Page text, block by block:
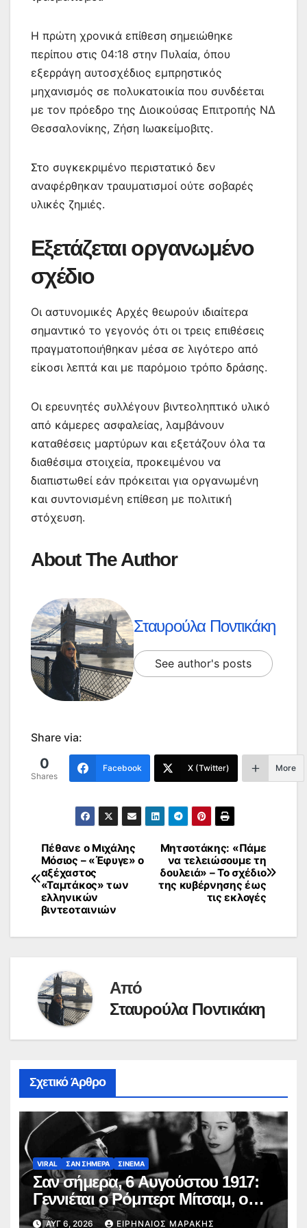
Η πρώτη χρονικά επίθεση σημειώθηκε
περίπου στις 04:18 στην Πυλαία, όπου
εξερράγη αυτοσχέδιος εμπρηστικός
μηχανισμός σε πολυκατοικία που συνδέεται
με τον πρόεδρο της Διοικούσας Επιτροπής ΝΔ
Θεσσαλονίκης, Ζήση Ιωακείμοβιτς.
Στο συγκεκριμένο περιστατικό δεν
αναφέρθηκαν τραυματισμοί ούτε σοβαρές
υλικές ζημιές.
Εξετάζεται οργανωμένο
σχέδιο
Οι αστυνομικές Αρχές θεωρούν ιδιαίτερα
σημαντικό το γεγονός ότι οι τρεις επιθέσεις
πραγματοποιήθηκαν μέσα σε λιγότερο από
είκοσι λεπτά και με παρόμοιο τρόπο δράσης.
Οι ερευνητές συλλέγουν βιντεοληπτικό υλικό
από κάμερες ασφαλείας, λαμβάνουν
καταθέσεις μαρτύρων και εξετάζουν όλα τα
διαθέσιμα στοιχεία, προκειμένου να
διαπιστωθεί εάν πρόκειται για οργανωμένη
και συντονισμένη επίθεση με πολιτική
στόχευση.
About The Author
Σταυρούλα Ποντικάκη
See author's posts
Share via:
0
Shares
Facebook X (Twitter) More
Πλοήγηση
άρθρων
Μητσοτάκης: «Πάμε
να τελειώσουμε τη
δουλειά» – Το σχέδιο
της κυβέρνησης έως
τις εκλογές
Πέθανε ο Μιχάλης
Μόσιος – «Έφυγε» ο
αξέχαστος
«Ταμτάκος» των
ελληνικών
βιντεοταινιών
Από
Σταυρούλα Ποντικάκη
Σχετικό Άρθρο
VIRAL ΣΑΝ ΣΗΜΕΡΑ ΣΙΝΕΜΑ
Σαν σήμερα, 6 Αυγούστου 1917:
Γεννιέται ο Ρόμπερτ Μίτσαμ, ο
σκληρός του φιλμ νουάρ και ο
ΑΥΓ 6, 2026 ΕΙΡΗΝΑΊΟΣ ΜΑΡΆΚΗΣ